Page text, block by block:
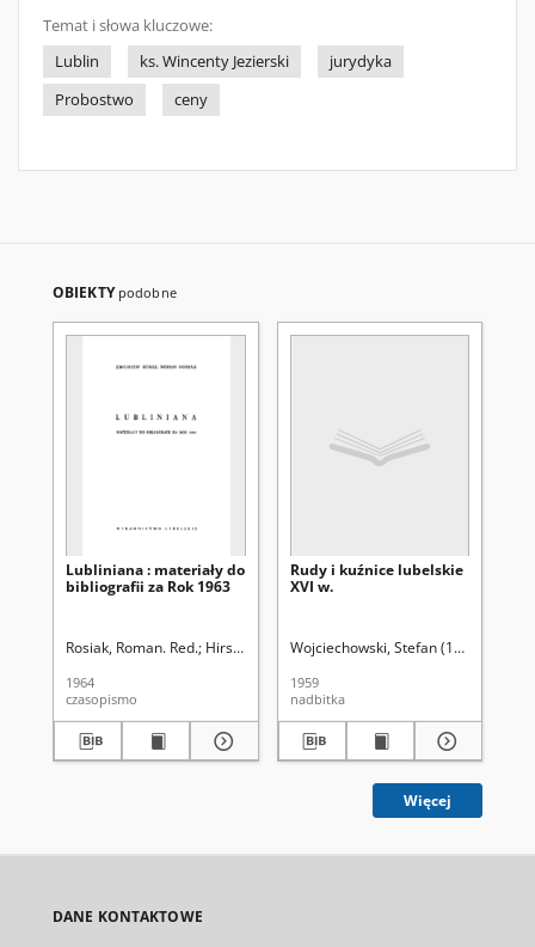
Temat i słowa kluczowe:
Lublin
ks. Wincenty Jezierski
jurydyka
Probostwo
ceny
OBIEKTY podobne
Lubliniana : materiały do
bibliografii za Rok 1963
Rosiak, Roman. Red. Hirsz, Zbigniew Jerzy (1931- ). Red.
1964
czasopismo
Rudy i kuźnice lubelskie
XVI w.
Wojciechowski, Stefan (1899-1980)
1959
nadbitka
Więcej
DANE KONTAKTOWE